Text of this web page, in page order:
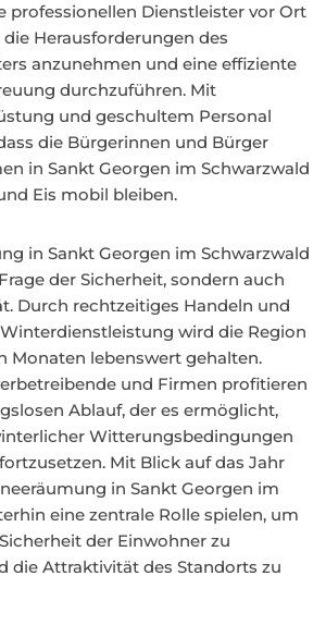
professionellen Dienstleister vor Ort
Herausforderungen des
anzunehmen und eine effiziente
durchzuführen. Mit
und geschultem Personal
die Bürgerinnen und Bürger
in Sankt Georgen im Schwarzwald
Eis mobil bleiben.
in Sankt Georgen im Schwarzwald
der Sicherheit, sondern auch
Durch rechtzeitiges Handeln und
wird die Region
Monaten lebenswert gehalten.
und Firmen profitieren
Ablauf, der es ermöglicht,
Witterungsbedingungen
Mit Blick auf das Jahr
in Sankt Georgen im
eine zentrale Rolle spielen, um
der Einwohner zu
die Attraktivität des Standorts zu